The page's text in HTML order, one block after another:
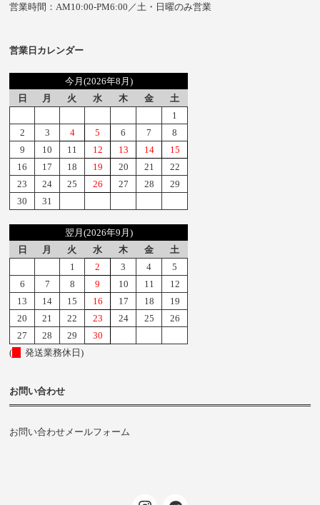
営業時間：AM10:00-PM6:00／土・日曜のみ営業
営業日カレンダー
今月(2026年8月)
日
月 火 水 木 金
土
1
2
3 4 5 6 7
8
9
10 11 12 13 14
15
16
17 18 19 20 21
22
23
24 25 26 27 28
29
30
31
翌月(2026年9月)
日
月 火 水 木 金
土
1
2 3 4
5
6
7 8 9 10 11
12
13
14 15 16 17 18
19
20
21 22 23 24 25
26
27
28 29
30
(
発送業務休日)
お問い合わせ
お問い合わせメールフォーム